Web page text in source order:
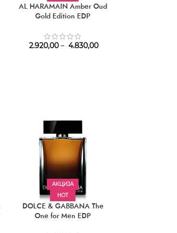
AL HARAMAIN Amber Oud
Gold Edition EDP
2.920,00 – 4.830,00
АКЦИЈА
HOT
DOLCE & GABBANA The
One for Men EDP